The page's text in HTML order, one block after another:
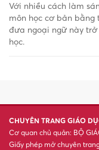
Với nhiều cách làm
môn học cơ bản bằng
đưa ngoại ngữ này
học.
CHUYÊN TRANG GIÁO
Cơ quan chủ quản: BỘ
Giấy phép mở chuyên